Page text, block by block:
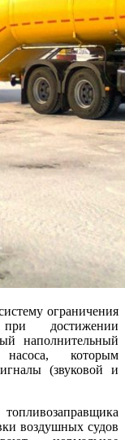
ограничения
достижении
наполнительный
которым
(звуковой и
воздушных судов